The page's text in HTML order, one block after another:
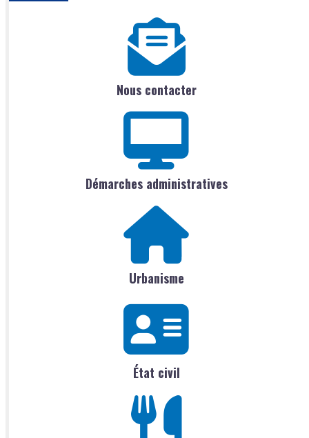
Nous contacter
Démarches administratives
Urbanisme
État civil